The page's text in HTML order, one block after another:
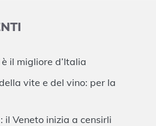
il migliore d’Italia
vite e del vino: per la
il Veneto inizia a censirli